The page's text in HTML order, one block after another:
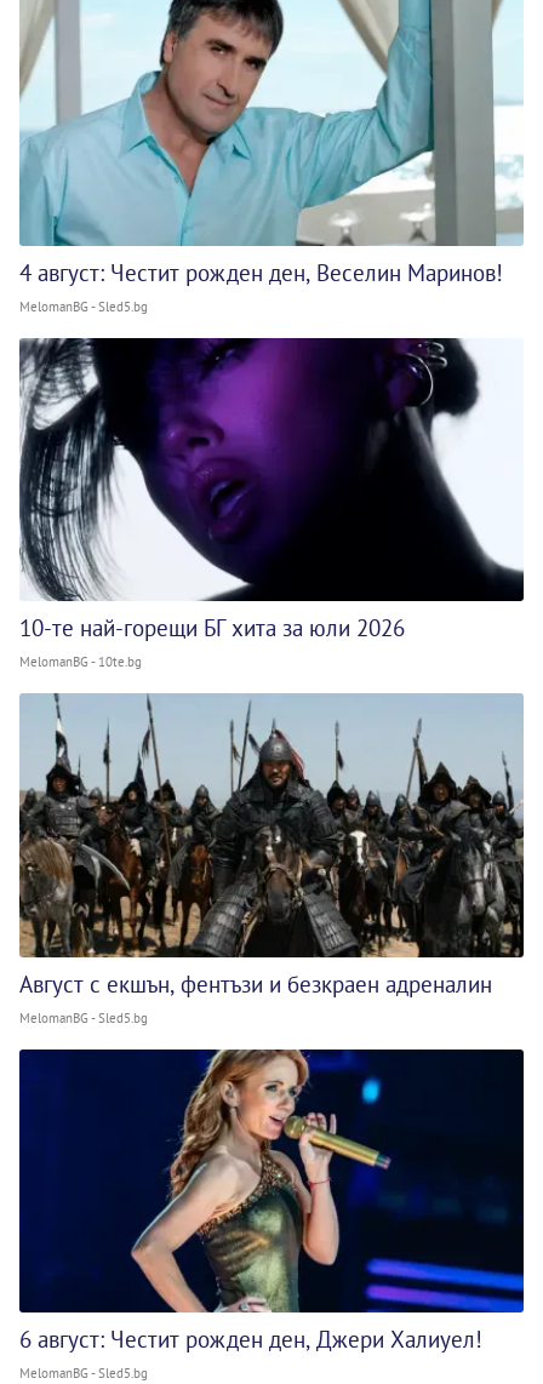
4 август: Честит рожден ден, Веселин Маринов!
MelomanBG - Sled5.bg
10-те най-горещи БГ хита за юли 2026
MelomanBG - 10te.bg
Август с екшън, фентъзи и безкраен адреналин
MelomanBG - Sled5.bg
6 август: Честит рожден ден, Джери Халиуел!
MelomanBG - Sled5.bg